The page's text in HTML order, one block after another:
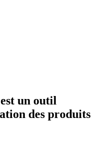
un outil
des produits